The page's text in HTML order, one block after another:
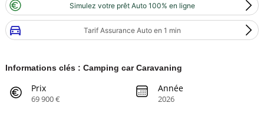
Simulez votre prêt Auto 100% en ligne
Tarif Assurance Auto en 1 min
Informations clés : Camping car Caravaning
Prix
69 900 €
Année
2026